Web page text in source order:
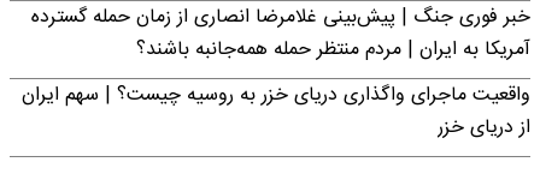
خبر فوری جنگ | پیش‌بینی غلامرضا انصاری از زمان حمله گسترده
آمریکا به ایران | مردم منتظر حمله همه‌جانبه باشند؟
واقعیت ماجرای واگذاری دریای خزر به روسیه چیست؟ | سهم ایران
از دریای خزر